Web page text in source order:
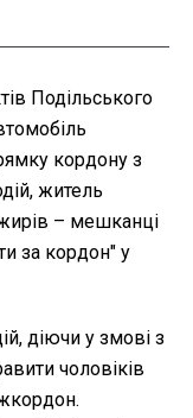
Подільського
кордону з
житель
– мешканці
за кордон" у
діючи у змові з
чоловіків